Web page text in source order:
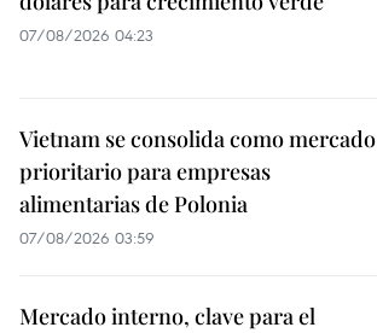
07/08/2026 04:23
Vietnam se consolida como mercado
prioritario para empresas
alimentarias de Polonia
07/08/2026 03:59
Mercado interno, clave para el